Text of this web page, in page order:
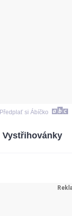
Předplať si Ábíčko
Vystřihovánky